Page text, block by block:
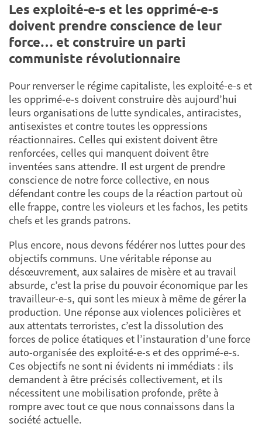
Les exploité-e-s et les opprimé-e-s
doivent prendre conscience de leur
force… et construire un parti
communiste révolutionnaire
Pour renverser le régime capitaliste, les exploité-e-s et
les opprimé-e-s doivent construire dès aujourd’hui
leurs organisations de lutte syndicales, antiracistes,
antisexistes et contre toutes les oppressions
réactionnaires. Celles qui existent doivent être
renforcées, celles qui manquent doivent être
inventées sans attendre. Il est urgent de prendre
conscience de notre force collective, en nous
défendant contre les coups de la réaction partout où
elle frappe, contre les violeurs et les fachos, les petits
chefs et les grands patrons.
Plus encore, nous devons fédérer nos luttes pour des
objectifs communs. Une véritable réponse au
désœuvrement, aux salaires de misère et au travail
absurde, c’est la prise du pouvoir économique par les
travailleur-e-s, qui sont les mieux à même de gérer la
production. Une réponse aux violences policières et
aux attentats terroristes, c’est la dissolution des
forces de police étatiques et l’instauration d’une force
auto-organisée des exploité-e-s et des opprimé-e-s.
Ces objectifs ne sont ni évidents ni immédiats : ils
demandent à être précisés collectivement, et ils
nécessitent une mobilisation profonde, prête à
rompre avec tout ce que nous connaissons dans la
société actuelle.